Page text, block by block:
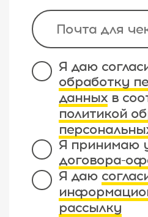
Я даю
обработку
данныхв
политикой
Я принимаю
договора-
Я даю
рассылку